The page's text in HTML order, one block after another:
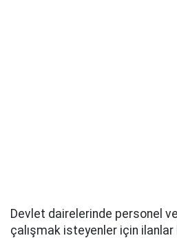
Devlet dairelerinde personel
çalışmak isteyenler için ilanlar